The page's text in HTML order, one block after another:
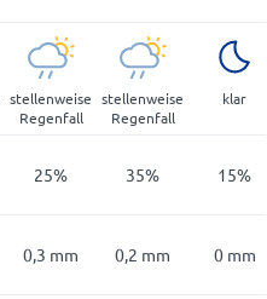
stellenweise
Regenfall
stellenweise
Regenfall
klar
25% 35% 15%
0,3 mm 0,2 mm 0 mm